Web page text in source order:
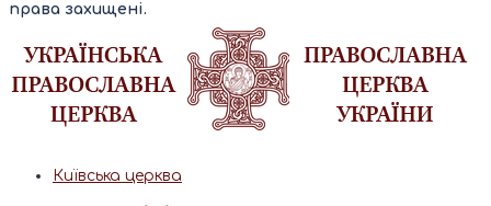
права захищені.
Київська церква